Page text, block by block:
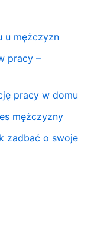
u mężczyzn
pracy –
pracy w domu
mężczyzny
zadbać o swoje